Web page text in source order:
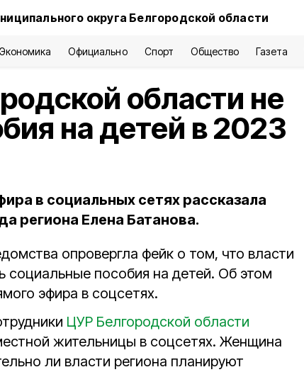
округа Белгородской области
Экономика Официально Спорт Общество Газета
области не
на детей в 2023
в социальных сетях рассказала
региона Елена Батанова.
опровергла фейк о том, что власти
социальные пособия на детей. Об этом
эфира в соцсетях.
ЦУР Белгородской области
жительницы в соцсетях. Женщина
ли власти региона планируют